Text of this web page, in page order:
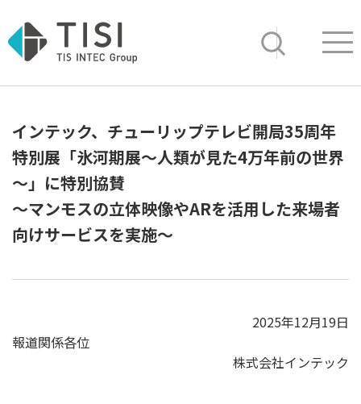
サイト内検索
インテック、チューリップテレビ開局35周年
特別展「氷河期展～人類が見た4万年前の世界
～」に特別協賛
～マンモスの立体映像やARを活用した来場者
向けサービスを実施～
2025年12月19日
報道関係各位
株式会社インテック